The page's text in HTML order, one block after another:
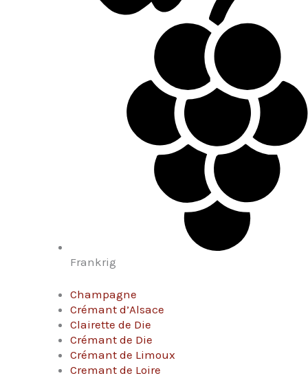
Frankrig
Champagne
Crémant d’Alsace
Clairette de Die
Crémant de Die
Crémant de Limoux
Cremant de Loire